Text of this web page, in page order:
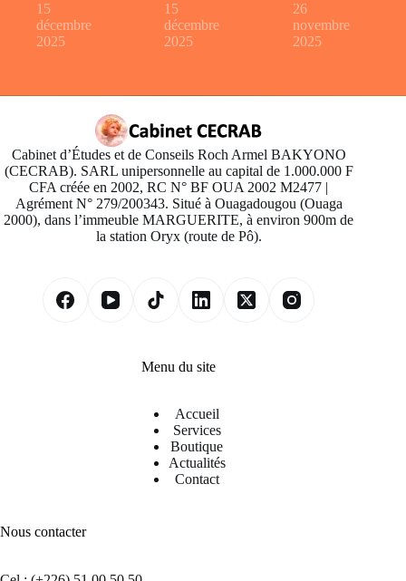
15
décembre
2025
15
décembre
2025
26
novembre
2025
Cabinet d’Études et de Conseils Roch Armel BAKYONO
(CECRAB). SARL unipersonnelle au capital de 1.000.000 F
CFA créée en 2002, RC N° BF OUA 2002 M2477 |
Agrément N° 279/200343. Situé à Ouagadougou (Ouaga
2000), dans l’immeuble MARGUERITE, à environ 900m de
la station Oryx (route de Pô).
Menu du site
Accueil
Services
Boutique
Actualités
Contact
Nous contacter